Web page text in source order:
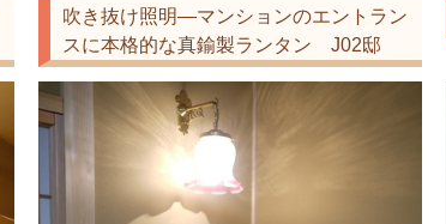
吹き抜け照明―マンションのエントラン
スに本格的な真鍮製ランタン J02邸